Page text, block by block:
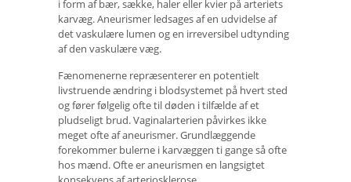
i form af bær, sække, haler eller kvier på arteriets
karvæg. Aneurismer ledsages af en udvidelse af
det vaskulære lumen og en irreversibel udtynding
af den vaskulære væg.
Fænomenerne repræsenterer en potentielt
livstruende ændring i blodsystemet på hvert sted
og fører følgelig ofte til døden i tilfælde af et
pludseligt brud. Vaginalarterien påvirkes ikke
meget ofte af aneurismer. Grundlæggende
forekommer bulerne i karvæggen ti gange så ofte
hos mænd. Ofte er aneurismen en langsigtet